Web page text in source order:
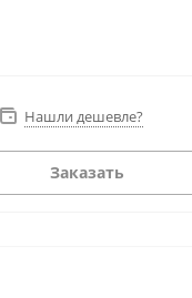
Нашли дешевле?
Заказать